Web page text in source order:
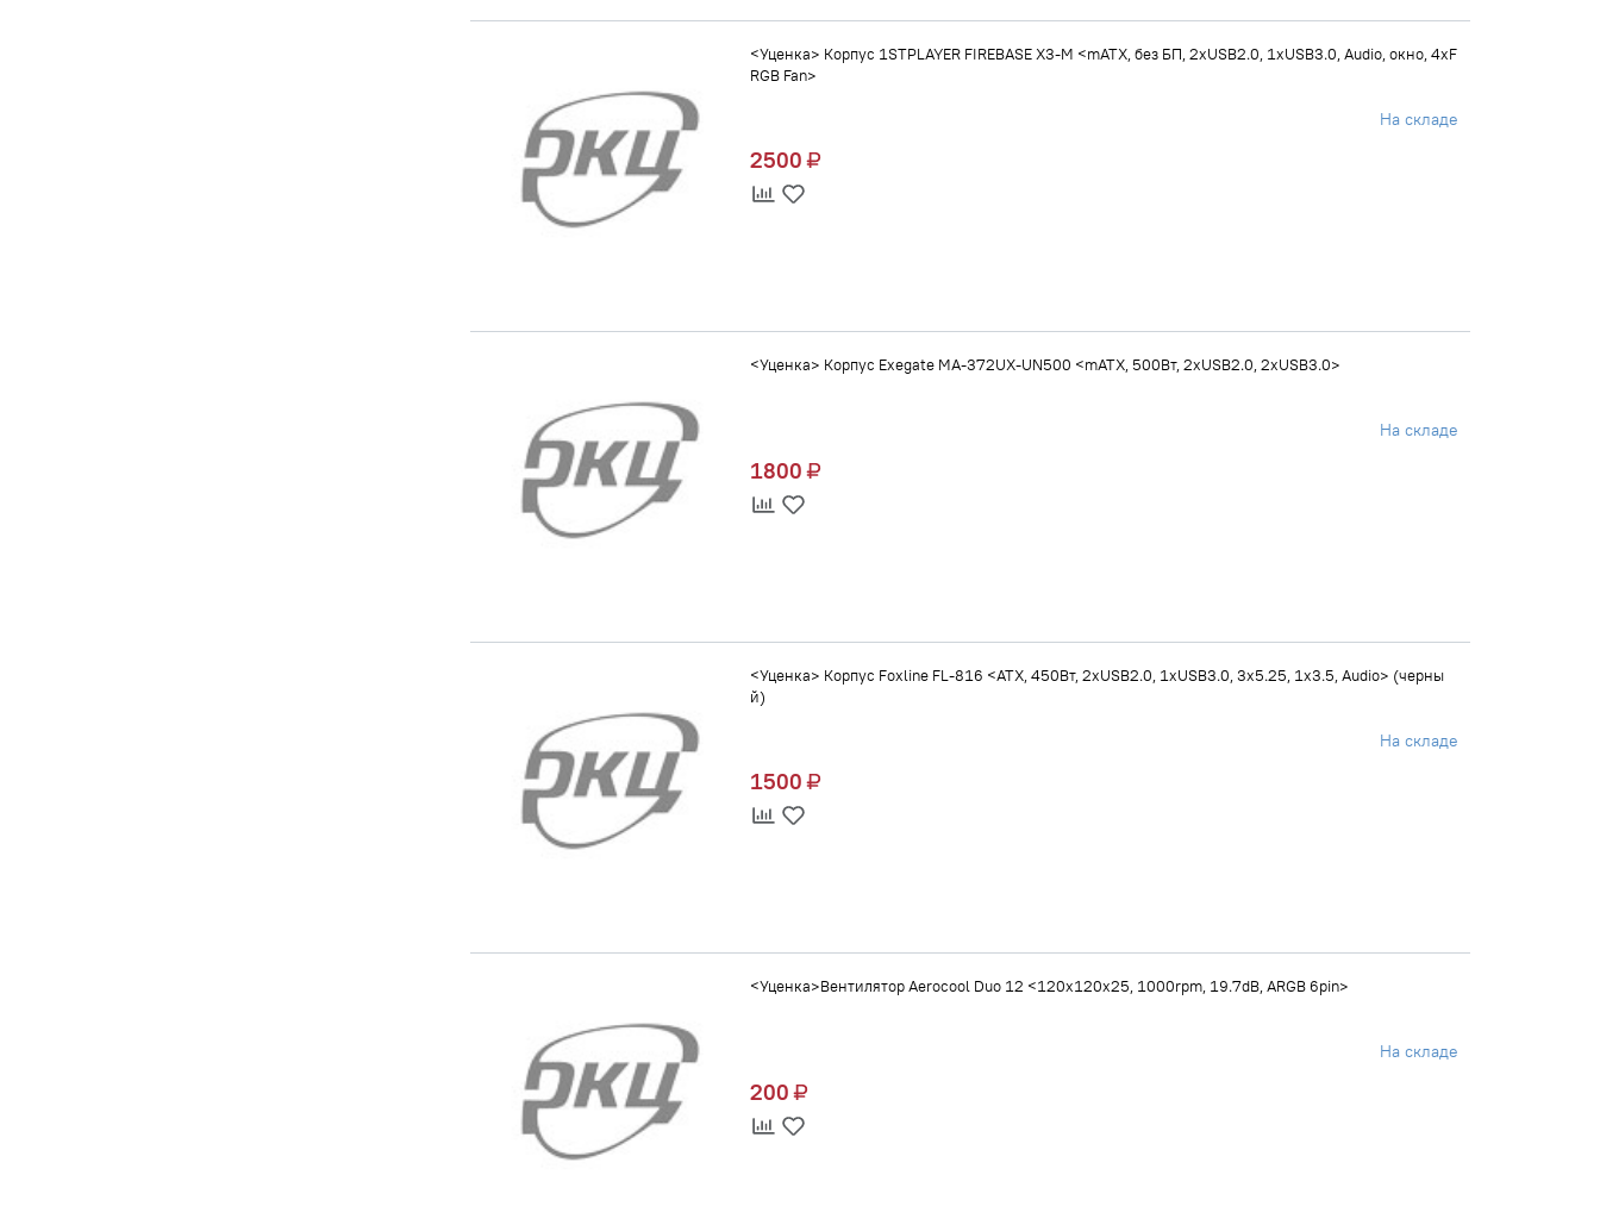
<Уценка> Корпус 1STPLAYER FIREBASE X3-M <mATX, без БП, 2xUSB2.0, 1xUSB3.0, Audio, окно, 4xF
RGB Fan>
На складе
2500
<Уценка> Корпус Exegate MA-372UX-UN500 <mATX, 500Вт, 2xUSB2.0, 2xUSB3.0>
На складе
1800
<Уценка> Корпус Foxline FL-816 <ATX, 450Вт, 2xUSB2.0, 1xUSB3.0, 3x5.25, 1x3.5, Audio> (черны
й)
На складе
1500
<Уценка>Вентилятор Aerocool Duo 12 <120х120х25, 1000rpm, 19.7dB, ARGB 6pin>
На складе
200